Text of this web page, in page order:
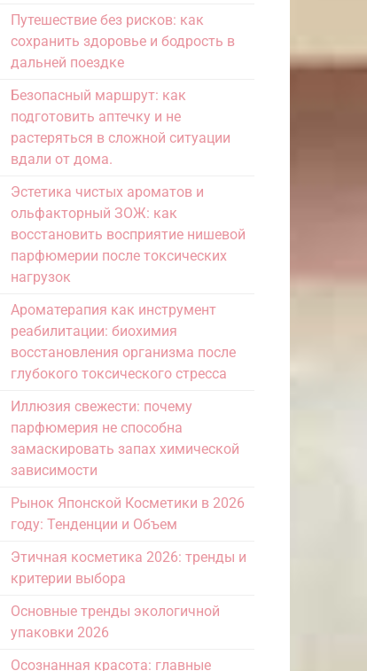
Путешествие без рисков: как
сохранить здоровье и бодрость в
дальней поездке
Безопасный маршрут: как
подготовить аптечку и не
растеряться в сложной ситуации
вдали от дома.
Эстетика чистых ароматов и
ольфакторный ЗОЖ: как
восстановить восприятие нишевой
парфюмерии после токсических
нагрузок
Ароматерапия как инструмент
реабилитации: биохимия
восстановления организма после
глубокого токсического стресса
Иллюзия свежести: почему
парфюмерия не способна
замаскировать запах химической
зависимости
Рынок Японской Косметики в 2026
году: Тенденции и Объем
Этичная косметика 2026: тренды и
критерии выбора
Основные тренды экологичной
упаковки 2026
Осознанная красота: главные